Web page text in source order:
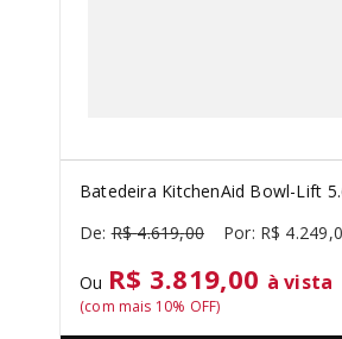
Batedeira KitchenAid Bowl-Lift
R$ 4.619,00 R$ 4.249,
Ou R$ 3.819,00 à vista
(com mais 10% OFF)